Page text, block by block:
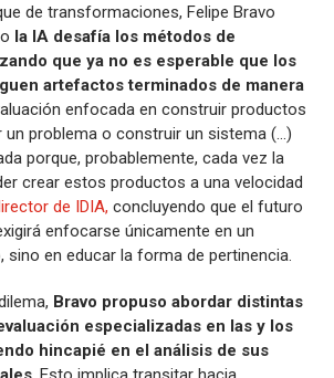
de transformaciones, Felipe Bravo
la IA desafía los métodos de
que ya no es esperable que los
artefactos terminados de manera
enfocada en construir productos
problema o construir un sistema (...)
porque, probablemente, cada vez la
crear estos productos a una velocidad
de IDIA, concluyendo que el futuro
enfocarse únicamente en un
sino en educar la forma de pertinencia.
Bravo propuso abordar distintas
especializadas en las y los
hincapié en el análisis de sus